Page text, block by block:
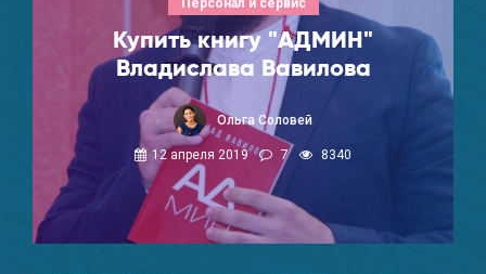
Персонал и сервис
Купить книгу "АДМИН"
Владислава Вавилова
Ольга Соловей
12 апреля 2019 7 8340